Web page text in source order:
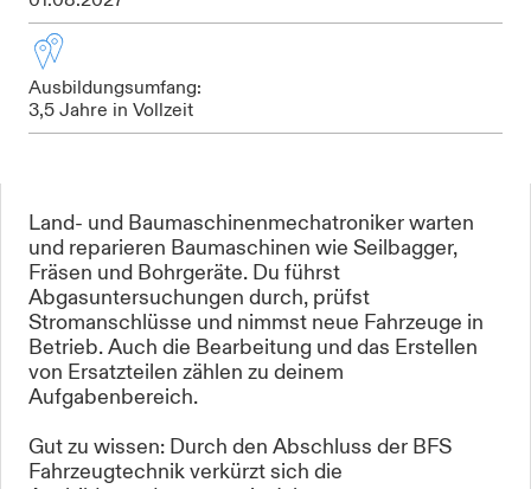
Ausbildungsumfang:
3,5 Jahre in Vollzeit
Land- und Baumaschinenmechatroniker warten
und reparieren Baumaschinen wie Seilbagger,
Fräsen und Bohrgeräte. Du führst
Abgasuntersuchungen durch, prüfst
Stromanschlüsse und nimmst neue Fahrzeuge in
Betrieb. Auch die Bearbeitung und das Erstellen
von Ersatzteilen zählen zu deinem
Aufgabenbereich.
Gut zu wissen: Durch den Abschluss der BFS
Fahrzeugtechnik verkürzt sich die